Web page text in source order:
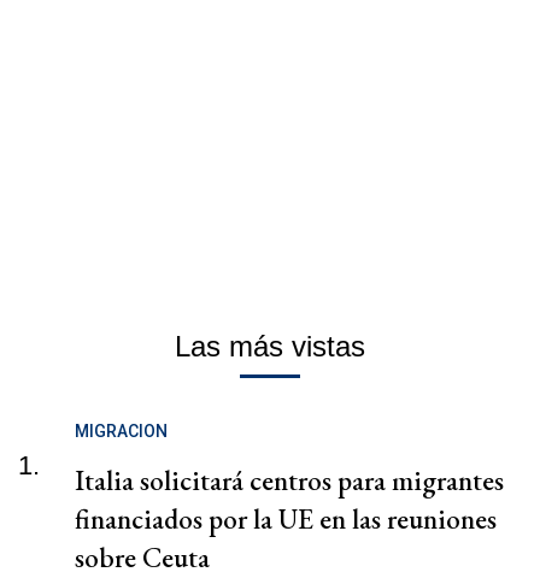
Las más vistas
1.
MIGRACION
Italia solicitará centros para migrantes
financiados por la UE en las reuniones
sobre Ceuta